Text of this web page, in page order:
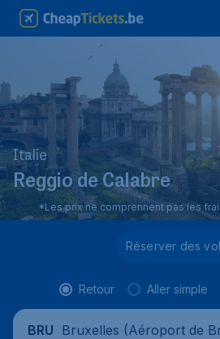
Italie
Reggio de Calabre
*Les prix ne comprennent pas les
Réserver des
Retour Aller simple
BRU Bruxelles (Aéroport de